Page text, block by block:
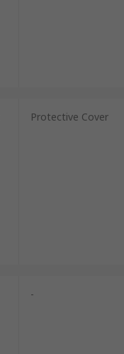
Protective Cover
-